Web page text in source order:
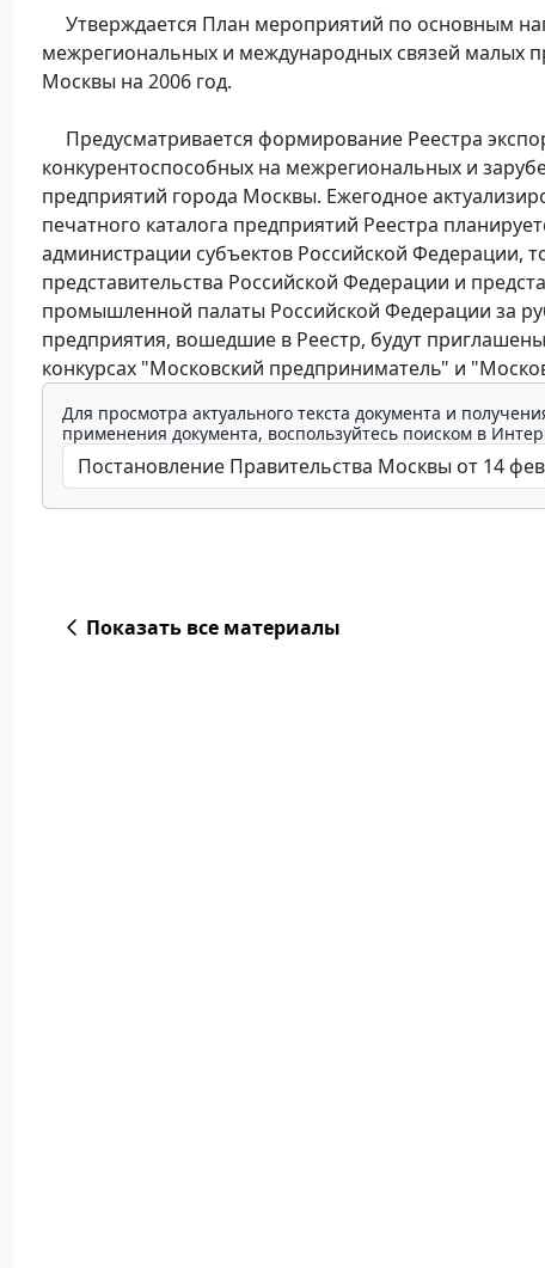
Утверждается План мероприятий по основным
межрегиональных и международных связей малых
Москвы на 2006 год.
Предусматривается формирование Реестра
конкурентоспособных на межрегиональных и
предприятий города Москвы. Ежегодное
печатного каталога предприятий Реестра
администрации субъектов Российской Федерации,
представительства Российской Федерации и
промышленной палаты Российской Федерации за
предприятия, вошедшие в Реестр, будут
конкурсах "Московский предприниматель" и
Для просмотра актуального текста документа и
применения документа, воспользуйтесь поиском в
Показать все материалы